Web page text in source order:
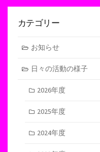
カテゴリー
お知らせ
日々の活動の様子
2026年度
2025年度
2024年度